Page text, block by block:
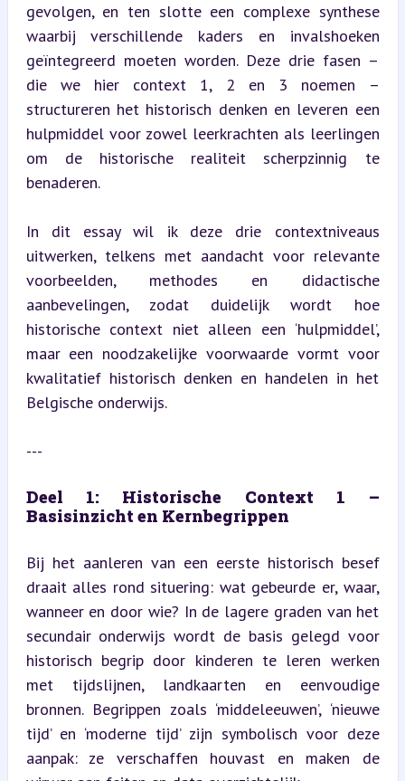
gevolgen, en ten slotte een complexe synthese
waarbij verschillende kaders en invalshoeken
geïntegreerd moeten worden. Deze drie fasen –
die we hier context 1, 2 en 3 noemen –
structureren het historisch denken en leveren een
hulpmiddel voor zowel leerkrachten als leerlingen
om de historische realiteit scherpzinnig te
benaderen.
In dit essay wil ik deze drie contextniveaus
uitwerken, telkens met aandacht voor relevante
voorbeelden, methodes en didactische
aanbevelingen, zodat duidelijk wordt hoe
historische context niet alleen een ‘hulpmiddel’,
maar een noodzakelijke voorwaarde vormt voor
kwalitatief historisch denken en handelen in het
Belgische onderwijs.
---
Deel 1: Historische Context 1 –
Basisinzicht en Kernbegrippen
Bij het aanleren van een eerste historisch besef
draait alles rond situering: wat gebeurde er, waar,
wanneer en door wie? In de lagere graden van het
secundair onderwijs wordt de basis gelegd voor
historisch begrip door kinderen te leren werken
met tijdslijnen, landkaarten en eenvoudige
bronnen. Begrippen zoals ‘middeleeuwen’, ‘nieuwe
tijd’ en ‘moderne tijd’ zijn symbolisch voor deze
aanpak: ze verschaffen houvast en maken de